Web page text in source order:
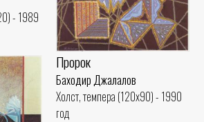
- 1989
Пророк
Баходир Джалалов
Холст, темпера (120x90) - 1990
год